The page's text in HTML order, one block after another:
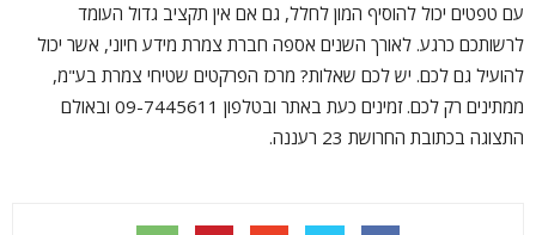
עם טפטים יכול להוסיף המון לחלל, גם אם אין תקציב גדול העומד
לרשותכם כרגע. לאורך השנים אספה חברת צמרת מידע חיוני, אשר יכול
להועיל גם לכם. יש לכם שאלות? מרכז הפרקטים שטיחי צמרת בע"מ,
ממתינים רק לכם. זמינים כעת באתר ובטלפון 09-7445611 ובאולם
התצוגה בכתובת החרושת 23 רעננה.